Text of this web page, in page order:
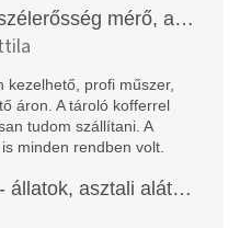
Digitális szélerősség mérő, anemométer, EM2250
5-ből 5 csillag.
kezelhető, profi műszer,
áron. A tároló kofferrel
tudom szállítani. A
minden rendben volt.
Színező - állatok, asztali alátét, Funny Mat
5-ből 5 csillag.